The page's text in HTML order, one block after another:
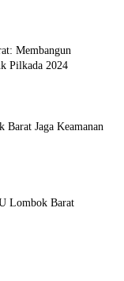
Membangun
Pilkada 2024
Jaga Keamanan
Lombok Barat